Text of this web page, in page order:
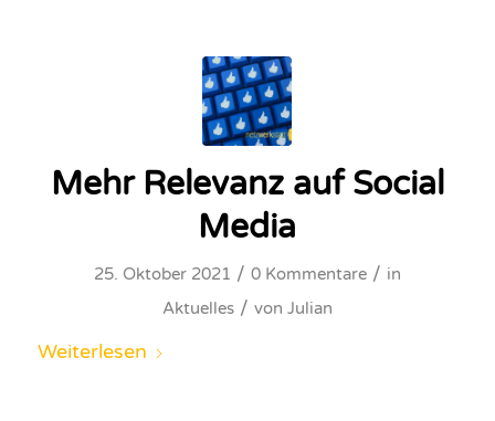
Mehr Relevanz auf Social
Media
25. Oktober 2021 / 0 Kommentare / in
Aktuelles / von Julian
Weiterlesen